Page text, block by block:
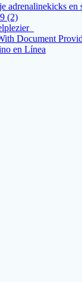
adrenalinekicks en
(2)
Document
en Línea